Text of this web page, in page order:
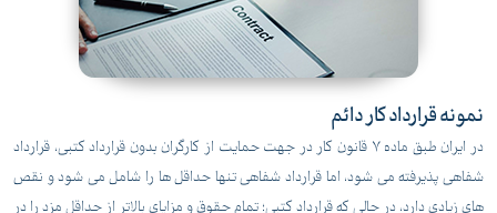
نمونه قرارداد کار دائم
در ایران طبق ماده 7 قانون کار در جهت حمایت از کارگران بدون قرارداد کتبی، قرارداد
شفاهی پذیرفته می شود، اما قرارداد شفاهی تنها حداقل ها را شامل می شود و نقص
های زیادی دارد، در حالی که قرارداد کتبی؛ تمام حقوق و مزایای بالاتر از حداقل مزد را در